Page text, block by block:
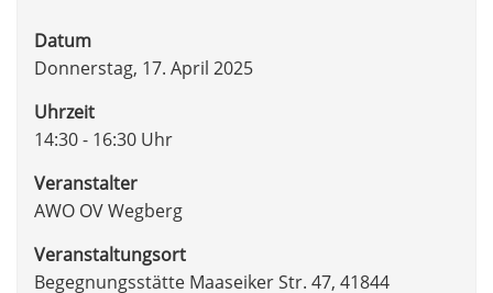
Datum
Donnerstag, 17. April 2025
Uhrzeit
14:30 - 16:30 Uhr
Veranstalter
AWO OV Wegberg
Veranstaltungsort
Begegnungsstätte Maaseiker Str. 47, 41844